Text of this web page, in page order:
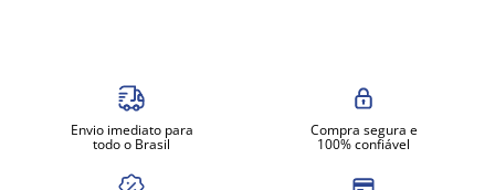
Envio imediato para
todo o Brasil
Compra segura e
100% confiável
amassadeira
fritadeira